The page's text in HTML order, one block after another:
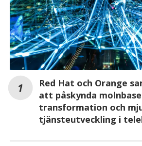
Red Hat och Orange
att påskynda
transformation och
tjänsteutveckling i